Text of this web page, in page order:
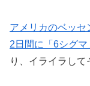
アメリカのベッ
2日間に「6シグ
り、イライラして